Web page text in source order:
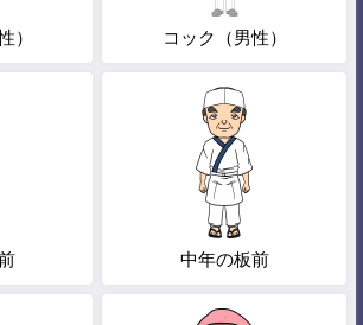
） コック（男性）
中年の板前